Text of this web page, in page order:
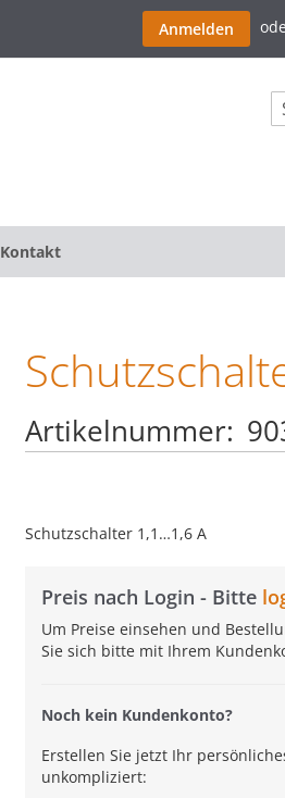
Anmelden
Kontakt
Artikelnummer
Schutzschalter 1,1…1,6 A
Preis nach Login - Bitte
Um Preise einsehen und
Sie sich bitte mit Ihrem
Noch kein Kundenkonto?
Erstellen Sie jetzt Ihr
unkompliziert: